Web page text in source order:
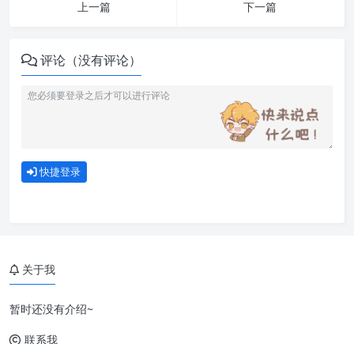
上一篇
下一篇
评论（没有评论）
快捷登录
关于我
暂时还没有介绍~
联系我